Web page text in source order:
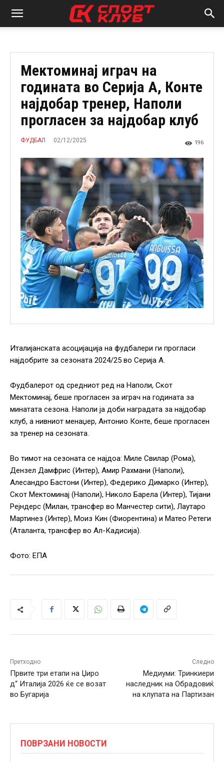
Мектоминај играч на
годината во Серија А, Конте
најдобар тренер, Наполи
прогласен за најдобар клуб
ФУДБАЛ 02/12/2025 196
Италијанската асоцијација на фудбалери ги прогласи
најдобрите за сезоната 2024/25 во Серија А.
Фудбалерот од средниот ред на Наполи, Скот
Мектоминај, беше прогласен за играч на годината за
минатата сезона. Наполи ја доби наградата за најдобар
клуб, а нивниот менаџер, Антонио Конте, беше прогласен
за тренер на сезоната.
Во тимот на сезоната се најдоа: Миле Свилар (Рома),
Дензел Дамфрис (Интер), Амир Рахмани (Наполи),
Алесандро Бастони (Интер), Федерико Димарко (Интер),
Скот Мектоминај (Наполи), Николо Барела (Интер), Тијани
Рејндерс (Милан, трансфер во Манчестер сити), Лаутаро
Мартинез (Интер), Моиз Кин (Фиорентина) и Матео Ретеги
(Аталанта, трансфер во Ал-Кадисија).
Фото: ЕПА
Претходно
Првите три етапи на Џиро
д“ Италија 2026 ќе се возат
во Бугарија
Следно
Медиуми: Тринкиери
наследник на Обрадовиќ
на клупата на Партизан
ПОВРЗАНИ НОВОСТИ